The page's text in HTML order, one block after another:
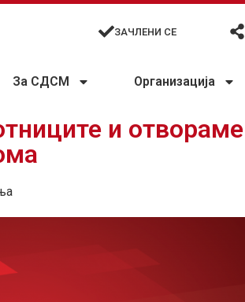
ЗАЧЛЕНИ СЕ
За СДСМ Организација
и отвораме